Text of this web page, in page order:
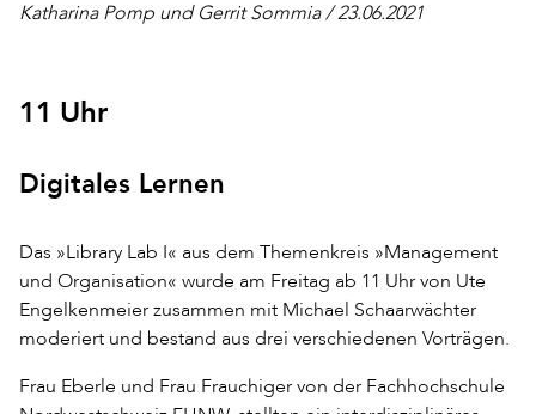
Katharina Pomp und Gerrit Sommia / 23.06.2021
11 Uhr
Digitales Lernen
Das »Library Lab I« aus dem Themenkreis »Management
und Organisation« wurde am Freitag ab 11 Uhr von Ute
Engelkenmeier zusammen mit Michael Schaarwächter
moderiert und bestand aus drei verschiedenen Vorträgen.
Frau Eberle und Frau Frauchiger von der Fachhochschule